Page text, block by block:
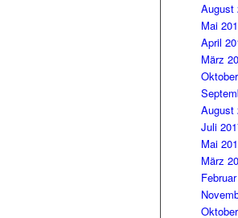
August
Mai
April
März
August
Juli
Mai
März